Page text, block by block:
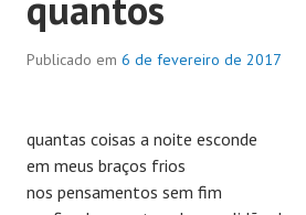
Publicado em 6 de fevereiro de 2017
quantas coisas a noite esconde
em meus braços frios
nos pensamentos sem fim